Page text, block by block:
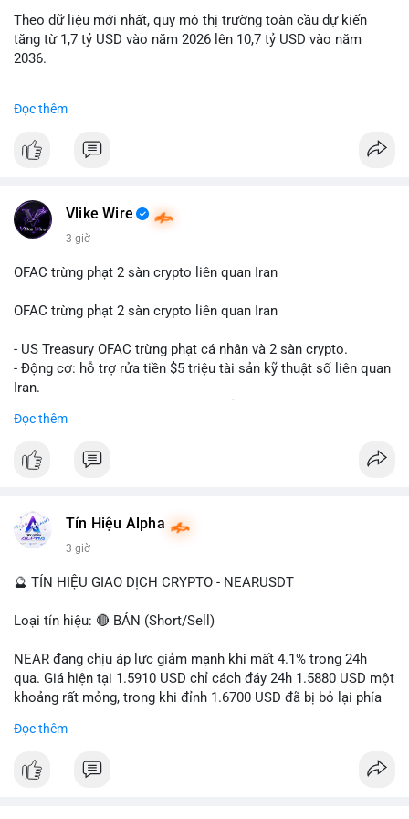
Lời khuyên: Nhà đầu tư nhỏ lẻ nên quan sát thêm 2-4 giờ sau
khi giao dịch được xác nhận, tránh hành động theo cảm xúc.
ưu tiên quản trị rủi ro trong giai đoạn biến động mạnh.
#btcmempool65k
Theo dữ liệu mới nhất, quy mô thị trường toàn cầu dự kiến
tăng từ 1,7 tỷ USD vào năm 2026 lên 10,7 tỷ USD vào năm
2036.
hàng năm (CAGR) ấn tượng lên tới 20,2%.
Điều gì đang thúc đẩy sự tăng trưởng vượt bậc này? Hãy cùng
Đọc thêm
Vlike Wire
3 giờ
OFAC trừng phạt 2 sàn crypto liên quan Iran
OFAC trừng phạt 2 sàn crypto liên quan Iran
- US Treasury OFAC trừng phạt cá nhân và 2 sàn crypto.
- Động cơ: hỗ trợ rửa tiền $5 triệu tài sản kỹ thuật số liên quan
Iran.
- Tác động: rủi ro cho thị trường crypto, tăng áp lực pháp lý.
#binancesquare
#vlikevn #titanbot
📰 Nguồn: Cointelegraph
Đọc thêm
Tín Hiệu Alpha
3 giờ
🔮 TÍN HIỆU GIAO DỊCH CRYPTO - NEARUSDT
Loại tín hiệu: 🔴 BÁN (Short/Sell)
NEAR đang chịu áp lực giảm mạnh khi mất 4.1% trong 24h
qua. Giá hiện tại 1.5910 USD chỉ cách đáy 24h 1.5880 USD một
khoảng rất mỏng, trong khi đỉnh 1.6700 USD đã bị bỏ lại phía
kiểm soát hoàn toàn. Khối lượng giao dịch 10.29 triệu NEAR
tiếp diễn.
Đọc thêm